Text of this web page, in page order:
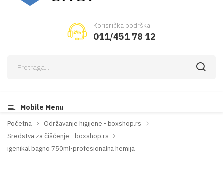
Korisnička podrška
011/451 78 12
Mobile Menu
Početna
Održavanje higijene - boxshop.rs
Sredstva za čišćenje - boxshop.rs
igenikal bagno 750ml-profesionalna hemija